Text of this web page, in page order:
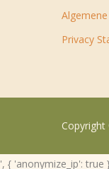
Privacy
', { 'anonymize_ip': true